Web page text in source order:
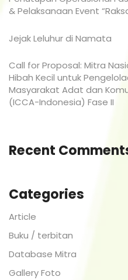
& Pelaksanaan Event
Jejak Leluhur di Namata
Call for Proposal: Mitra
Hibah Kecil untuk
Masyarakat Adat dan
(ICCA-Indonesia) Fase II
Recent
Categories
Article
Buku / terbitan
Database Mitra
Gallery Foto